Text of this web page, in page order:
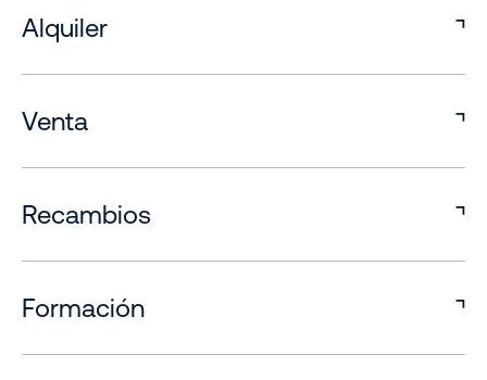
Alquiler
Venta
Recambios
Formación